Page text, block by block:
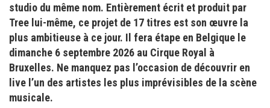
studio du même nom. Entièrement écrit et produit par
Tree lui-même, ce projet de 17 titres est son œuvre la
plus ambitieuse à ce jour. Il fera étape en Belgique le
dimanche 6 septembre 2026 au Cirque Royal à
Bruxelles. Ne manquez pas l’occasion de découvrir en
live l’un des artistes les plus imprévisibles de la scène
musicale.